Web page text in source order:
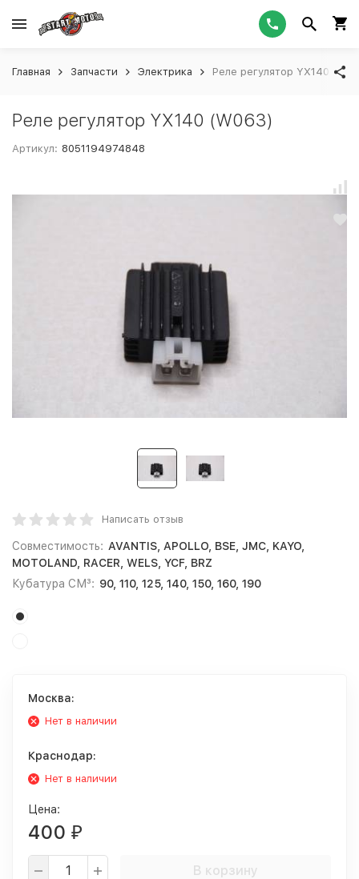
Главная Запчасти Электрика Реле регулятор YX140
Реле регулятор YX140 (W063)
Артикул: 8051194974848
Написать отзыв
Совместимость: AVANTIS, APOLLO, BSE, JMC, KAYO,
MOTOLAND, RACER, WELS, YCF, BRZ
Кубатура СМ³: 90, 110, 125, 140, 150, 160, 190
Москва:
Нет в наличии
Краснодар:
Нет в наличии
Цена:
400 ₽
В корзину